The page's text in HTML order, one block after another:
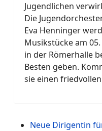
Jugendlichen
Die
Eva Henninger
Musikstücke am
in der Römerhalle
Besten geben.
sie einen
Neue Dirigentin